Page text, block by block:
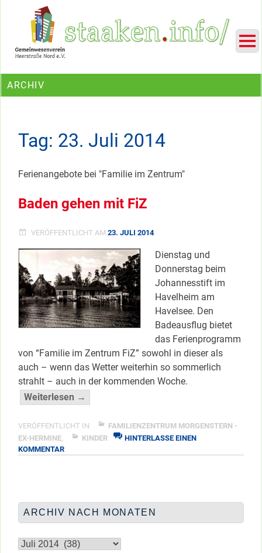
Ein Projekt des Gemeinwesenvereins Heerstraße Nord
ARCHIV
Tag: 23. Juli 2014
Ferienangebote bei "Familie im Zentrum"
Baden gehen mit FiZ
VERÖFFENTLICHT AM 23. JULI 2014
Dienstag und
Donnerstag beim
Johannesstift im
Havelheim am
Havelsee. Den
Badeausflug bietet
das Ferienprogramm
von “Familie im Zentrum FiZ” sowohl in dieser als
auch – wenn das Wetter weiterhin so sommerlich
strahlt – auch in der kommenden Woche.
Weiterlesen →
mit
FiZ”
</span
VERÖFFENTLICHT IN
FAMILIENZENTRUM MORGENSTERN -
EX-HERMINE, KINDER
HINTERLASSE EINEN
KOMMENTARZU
ARCHIV NACH MONATEN
nach